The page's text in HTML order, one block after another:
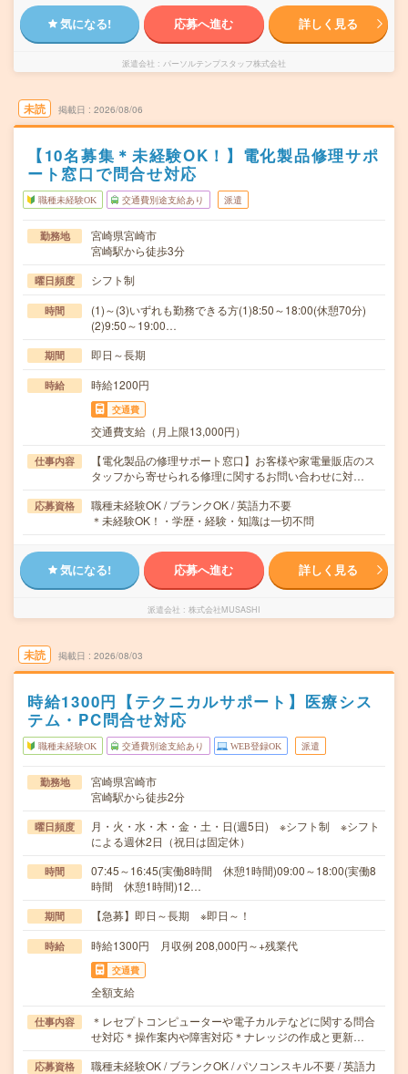
気になる! 応募へ進む 詳しく見る
派遣会社 パーソルテンプスタッフ株式会社
未読 掲載日 2026/08/06
【10名募集＊未経験OK！】電化製品修理サポ
ート窓口で問合せ対応
職種未経験OK 交通費別途支給あり 派遣
勤務地
宮崎県宮崎市
宮崎駅から徒歩3分
曜日頻度 シフト制
時間
(1)～(3)いずれも勤務できる方(1)8:50～18:00(休憩70分)
(2)9:50～19:00…
期間 即日～長期
時給 時給1200円
交通費
交通費支給（月上限13,000円）
仕事内容
【電化製品の修理サポート窓口】お客様や家電量販店のス
タッフから寄せられる修理に関するお問い合わせに対…
応募資格
職種未経験OK / ブランクOK / 英語力不要
＊未経験OK！・学歴・経験・知識は一切不問
気になる! 応募へ進む 詳しく見る
派遣会社 株式会社MUSASHI
未読 掲載日 2026/08/03
時給1300円【テクニカルサポート】医療シス
テム・PC問合せ対応
職種未経験OK 交通費別途支給あり WEB登録OK 派遣
勤務地
宮崎県宮崎市
宮崎駅から徒歩2分
曜日頻度
月・火・水・木・金・土・日(週5日) ※シフト制 ※シフト
による週休2日（祝日は固定休）
時間
07:45～16:45(実働8時間 休憩1時間)09:00～18:00(実働8
時間 休憩1時間)12…
期間 【急募】即日～長期 ※即日～！
時給 時給1300円 月収例 208,000円～+残業代
交通費
全額支給
仕事内容
＊レセプトコンピューターや電子カルテなどに関する問合
せ対応＊操作案内や障害対応＊ナレッジの作成と更新…
応募資格
職種未経験OK / ブランクOK / パソコンスキル不要 / 英語力